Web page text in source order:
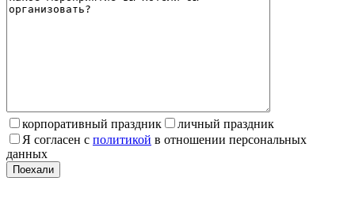
корпоративный праздник
личный праздник
Я согласен с политикой в отношении персональных
данных
Поехали